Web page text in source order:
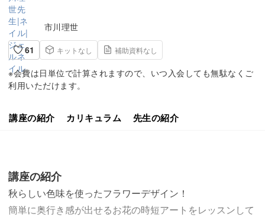
市川理世
61
キットなし 補助資料なし
※会費は日単位で計算されますので、いつ入会しても無駄なくご
利用いただけます。
講座の紹介 カリキュラム 先生の紹介
講座の紹介
秋らしい色味を使ったフラワーデザイン！
簡単に奥行き感が出せるお花の時短アートをレッスンして